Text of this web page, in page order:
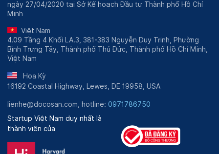
ngày 27/04/2020 tại Sở Kế hoạch Đầu tư Thành phố Hồ Chí
Minh
Việt Nam
4.09 Tầng 4 Khối LA.3, 381-383 Nguyễn Duy Trinh, Phường
Bình Trưng Tây, Thành phố Thủ Đức, Thành phố Hồ Chí Minh,
Việt Nam
Hoa Kỳ
16192 Coastal Highway, Lewes, DE 19958, USA
lienhe@docosan.com, hotline: 0971786750
Startup Việt Nam duy nhất là
thành viên của